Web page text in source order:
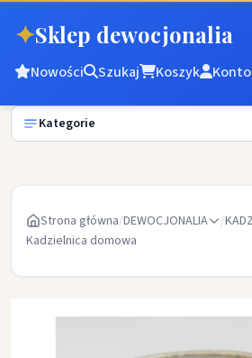
✦Sklep dewocjonalia
Nowości Szukaj Koszyk Konto
Kategorie
Strona główna/DEWOCJONALIA /
Kadzielnica domowa